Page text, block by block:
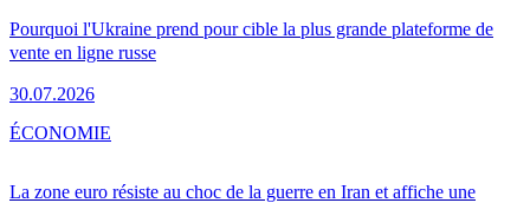
Pourquoi l'Ukraine prend pour cible la plus grande plateforme de
vente en ligne russe
30.07.2026
La zone euro résiste au choc de la guerre en Iran et affiche une
ÉCONOMIE